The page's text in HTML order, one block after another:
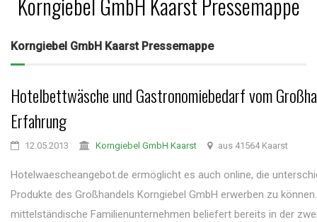
Korngiebel GmbH Kaarst Pressemappe
Hotelbettwäsche und Gastronomiebedarf vom
Erfahrung
12.05.2013 Korngiebel GmbH Kaarst aus 41564 Kaarst
Hotelwaescheangebot.de ermöglicht es auch online, die
Produkte des Großhandels Korngiebel GmbH erwerben zu
mittelständische Familienunternehmen beliefert bereits in der